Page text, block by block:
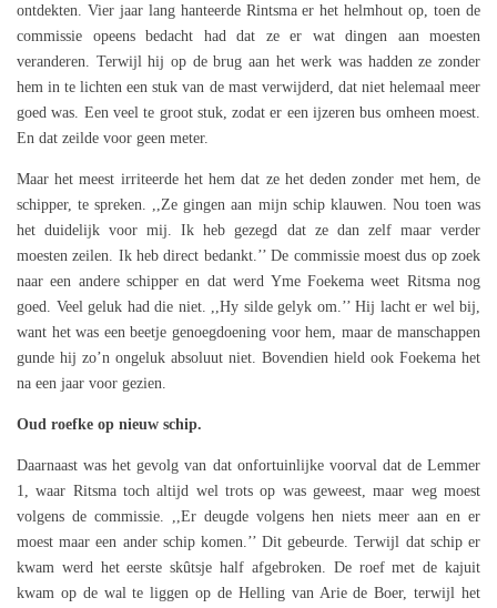
ontdekten. Vier jaar lang hanteerde Rintsma er het helmhout op, toen de
commissie opeens bedacht had dat ze er wat dingen aan moesten
veranderen. Terwijl hij op de brug aan het werk was hadden ze zonder
hem in te lichten een stuk van de mast verwijderd, dat niet helemaal meer
goed was. Een veel te groot stuk, zodat er een ijzeren bus omheen moest.
En dat zeilde voor geen meter.
Maar het meest irriteerde het hem dat ze het deden zonder met hem, de
schipper, te spreken. ,,Ze gingen aan mijn schip klauwen. Nou toen was
het duidelijk voor mij. Ik heb gezegd dat ze dan zelf maar verder
moesten zeilen. Ik heb direct bedankt.’’ De commissie moest dus op zoek
naar een andere schipper en dat werd Yme Foekema weet Ritsma nog
goed. Veel geluk had die niet. ,,Hy silde gelyk om.’’ Hij lacht er wel bij,
want het was een beetje genoegdoening voor hem, maar de manschappen
gunde hij zo’n ongeluk absoluut niet. Bovendien hield ook Foekema het
na een jaar voor gezien.
Oud roefke op nieuw schip.
Daarnaast was het gevolg van dat onfortuinlijke voorval dat de Lemmer
1, waar Ritsma toch altijd wel trots op was geweest, maar weg moest
volgens de commissie. ,,Er deugde volgens hen niets meer aan en er
moest maar een ander schip komen.’’ Dit gebeurde. Terwijl dat schip er
kwam werd het eerste skûtsje half afgebroken. De roef met de kajuit
kwam op de wal te liggen op de Helling van Arie de Boer, terwijl het